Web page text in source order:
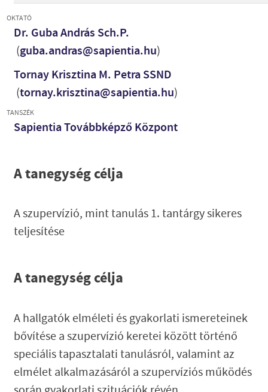
OKTATÓ
Dr. Guba András Sch.P.
(guba.andras@sapientia.hu)
Tornay Krisztina M. Petra SSND
(tornay.krisztina@sapientia.hu)
TANSZÉK
Sapientia Továbbképző Központ
A tanegység célja
Aszupervízió, mint tanulás 1. tantárgy sikeres
teljesítése
A tanegység célja
A hallgatók elméleti és gyakorlati ismereteinek
bővítése a szupervízió keretei között történő
speciális tapasztalati tanulásról, valamint az
elmélet alkalmazásáról a szupervíziós működés